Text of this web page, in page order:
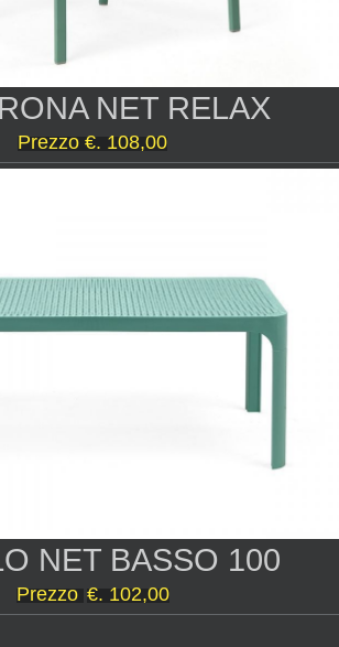
NET RELAX
Prezzo €. 108,00
NET BASSO 100
Prezzo €. 102,00